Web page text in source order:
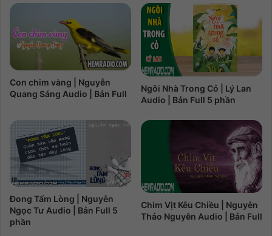
Con chim vàng | Nguyễn
Quang Sáng Audio | Bản Full
Ngôi Nhà Trong Cỏ | Lý Lan
Audio | Bản Full 5 phần
Đong Tấm Lòng | Nguyễn
Ngọc Tư Audio | Bản Full 5
phần
Chim Vịt Kêu Chiều | Nguyễn
Thảo Nguyên Audio | Bản Full